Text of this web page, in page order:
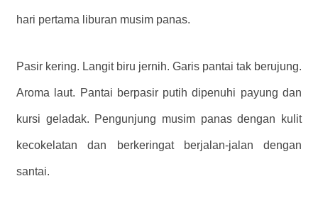
hari pertama liburan musim panas.
Pasir kering. Langit biru jernih. Garis pantai tak berujung.
Aroma laut. Pantai berpasir putih dipenuhi payung dan
kursi geladak. Pengunjung musim panas dengan kulit
kecokelatan dan berkeringat berjalan-jalan dengan
santai.